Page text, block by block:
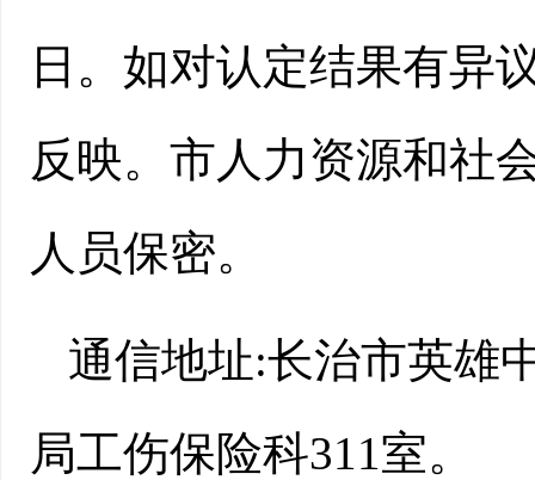
日。如对认定结果有异
反映。市人力资源和社
人员保密。
通信地址:长治市英雄
局工伤保险科311室。